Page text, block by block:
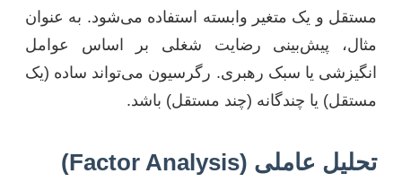
مستقل و یک متغیر وابسته استفاده می‌شود. به عنوان
مثال، پیش‌بینی رضایت شغلی بر اساس عوامل
انگیزشی یا سبک رهبری. رگرسیون می‌تواند ساده (یک
مستقل) یا چندگانه (چند مستقل) باشد.
تحلیل عاملی (Factor Analysis)